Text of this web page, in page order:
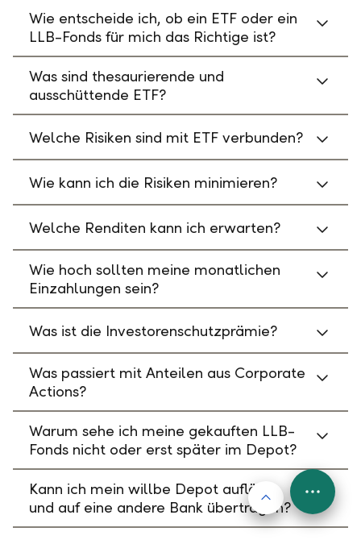
Wie entscheide ich, ob ein ETF oder ein
LLB-Fonds für mich das Richtige ist?
Was sind thesaurierende und
ausschüttende ETF?
Welche Risiken sind mit ETF verbunden?
Wie kann ich die Risiken minimieren?
Welche Renditen kann ich erwarten?
Wie hoch sollten meine monatlichen
Einzahlungen sein?
Was ist die Investorenschutzprämie?
Was passiert mit Anteilen aus Corporate
Actions?
Warum sehe ich meine gekauften LLB-
Fonds nicht oder erst später im Depot?
Kann ich mein willbe Depot auflösen
und auf eine andere Bank übertragen?
Nach oben
FAB
Menu